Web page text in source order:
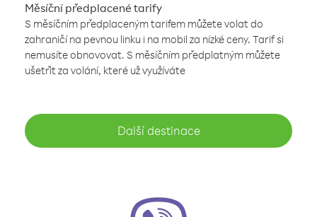
Měsíční předplacené tarify
S měsíčním předplaceným tarifem můžete volat do
zahraničí na pevnou linku i na mobil za nízké ceny. Tarif si
nemusíte obnovovat. S měsíčním předplatným můžete
ušetřit za volání, které už využíváte
Další destinace